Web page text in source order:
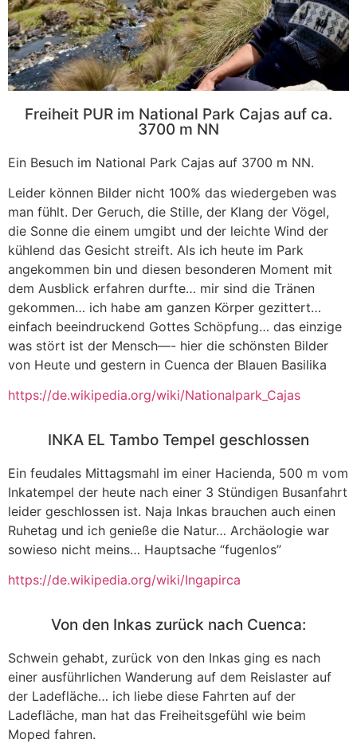
Freiheit PUR im National Park Cajas auf ca.
3700 m NN
Ein Besuch im National Park Cajas auf 3700 m NN.
Leider können Bilder nicht 100% das wiedergeben was
man fühlt. Der Geruch, die Stille, der Klang der Vögel,
die Sonne die einem umgibt und der leichte Wind der
kühlend das Gesicht streift. Als ich heute im Park
angekommen bin und diesen besonderen Moment mit
dem Ausblick erfahren durfte… mir sind die Tränen
gekommen… ich habe am ganzen Körper gezittert…
einfach beeindruckend Gottes Schöpfung… das einzige
was stört ist der Mensch—- hier die schönsten Bilder
von Heute und gestern in Cuenca der Blauen Basilika
https://de.wikipedia.org/wiki/Nationalpark_Cajas
INKA EL Tambo Tempel geschlossen
Ein feudales Mittagsmahl im einer Hacienda, 500 m vom
Inkatempel der heute nach einer 3 Stündigen Busanfahrt
leider geschlossen ist. Naja Inkas brauchen auch einen
Ruhetag und ich genieße die Natur… Archäologie war
sowieso nicht meins… Hauptsache “fugenlos”
https://de.wikipedia.org/wiki/Ingapirca
Von den Inkas zurück nach Cuenca:
Schwein gehabt, zurück von den Inkas ging es nach
einer ausführlichen Wanderung auf dem Reislaster auf
der Ladefläche… ich liebe diese Fahrten auf der
Ladefläche, man hat das Freiheitsgefühl wie beim
Moped fahren.